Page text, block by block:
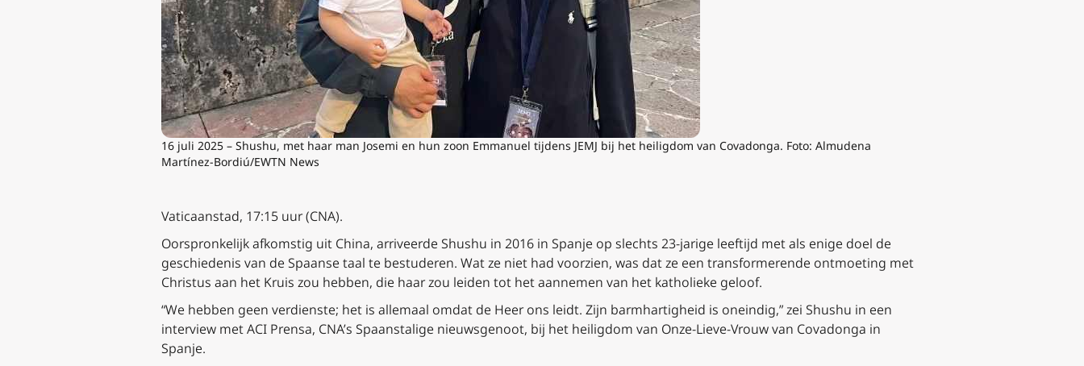
16 juli 2025 – Shushu, met haar man Josemi en hun zoon Emmanuel tijdens JEMJ bij het heiligdom van Covadonga. Foto: Almudena
Martínez-Bordiú/EWTN News
Vaticaanstad, 17:15 uur (CNA).
Oorspronkelijk afkomstig uit China, arriveerde Shushu in 2016 in Spanje op slechts 23-jarige leeftijd met als enige doel de
geschiedenis van de Spaanse taal te bestuderen. Wat ze niet had voorzien, was dat ze een transformerende ontmoeting met
Christus aan het Kruis zou hebben, die haar zou leiden tot het aannemen van het katholieke geloof.
“We hebben geen verdienste; het is allemaal omdat de Heer ons leidt. Zijn barmhartigheid is oneindig,” zei Shushu in een
interview met ACI Prensa, CNA’s Spaanstalige nieuwsgenoot, bij het heiligdom van Onze-Lieve-Vrouw van Covadonga in
Spanje.